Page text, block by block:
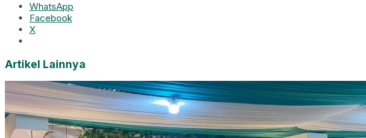
WhatsApp
Facebook
X
Artikel Lainnya